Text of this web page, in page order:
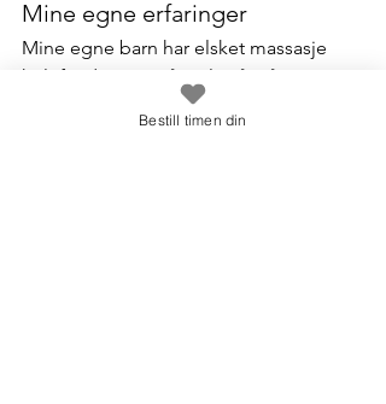
Mine egne erfaringer
Mine egne barn har elsket massasje
helt fra de var små. Selv nå, når min
yngste er 4,5 år, ber han ofte om å få
massasje – da gjerne mer på ryggen
Bestill timen din